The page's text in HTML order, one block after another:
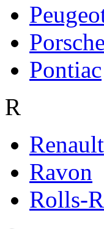
Porsche
Pontiac
R
Renault
Ravon
Rolls-